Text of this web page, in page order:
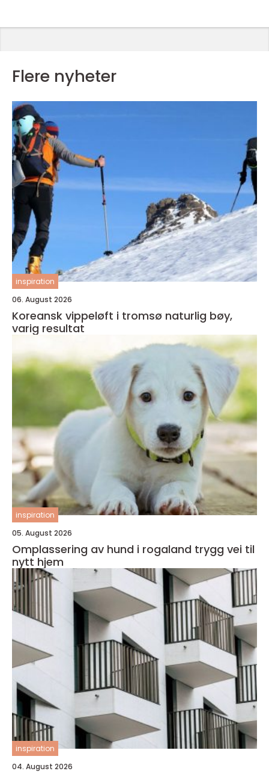
Flere nyheter
inspiration
06. August 2026
Koreansk vippeløft i tromsø naturlig bøy,
varig resultat
inspiration
05. August 2026
Omplassering av hund i rogaland trygg vei til
nytt hjem
inspiration
04. August 2026